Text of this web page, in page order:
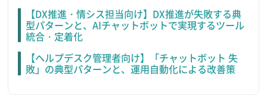
【DX推進・情シス担当向け】DX推進が失敗する典
型パターンと、AIチャットボットで実現するツール
統合・定着化
【ヘルプデスク管理者向け】「チャットボット 失
敗」の典型パターンと、運用自動化による改善策